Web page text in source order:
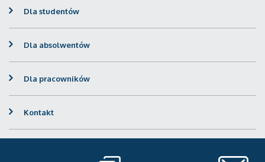
Dla studentów
Dla absolwentów
Dla pracowników
Kontakt